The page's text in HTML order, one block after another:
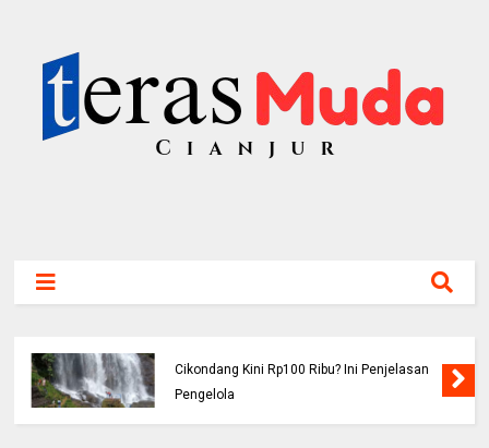
Cikondang Kini Rp100 Ribu? Ini Penjelasan
Pengelola